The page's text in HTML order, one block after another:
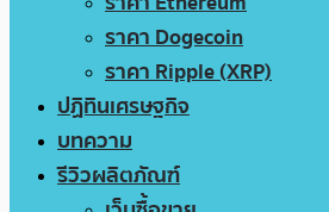
ราคา Dogecoin
ราคา Ripple (XRP)
ปฏิทินเศรษฐกิจ
บทความ
รีวิวผลิตภัณฑ์